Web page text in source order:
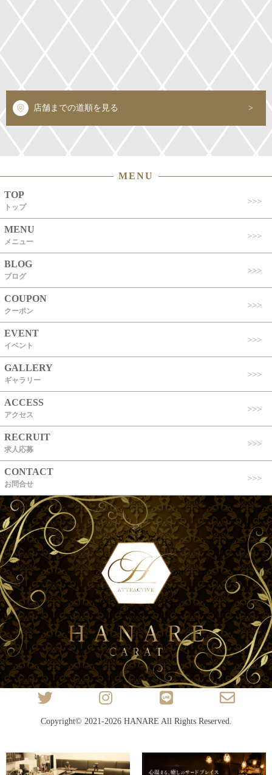
店舗までの道順を見る
MENU
TOP
トップ
MENU
メニュー
BLOG
ブログ
COUPON
クーポン
EVENT
イベント
GALLERY
ギャラリー
ACCESS
アクセス
RECRUIT
求人応募
CONTACT
お問合せ
Copyright© 2021-2026 HANARE All Rights Reserved.